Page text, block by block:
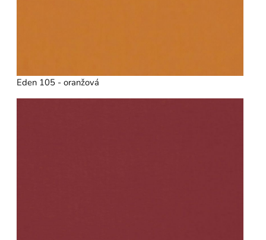
Eden 105 - oranžová